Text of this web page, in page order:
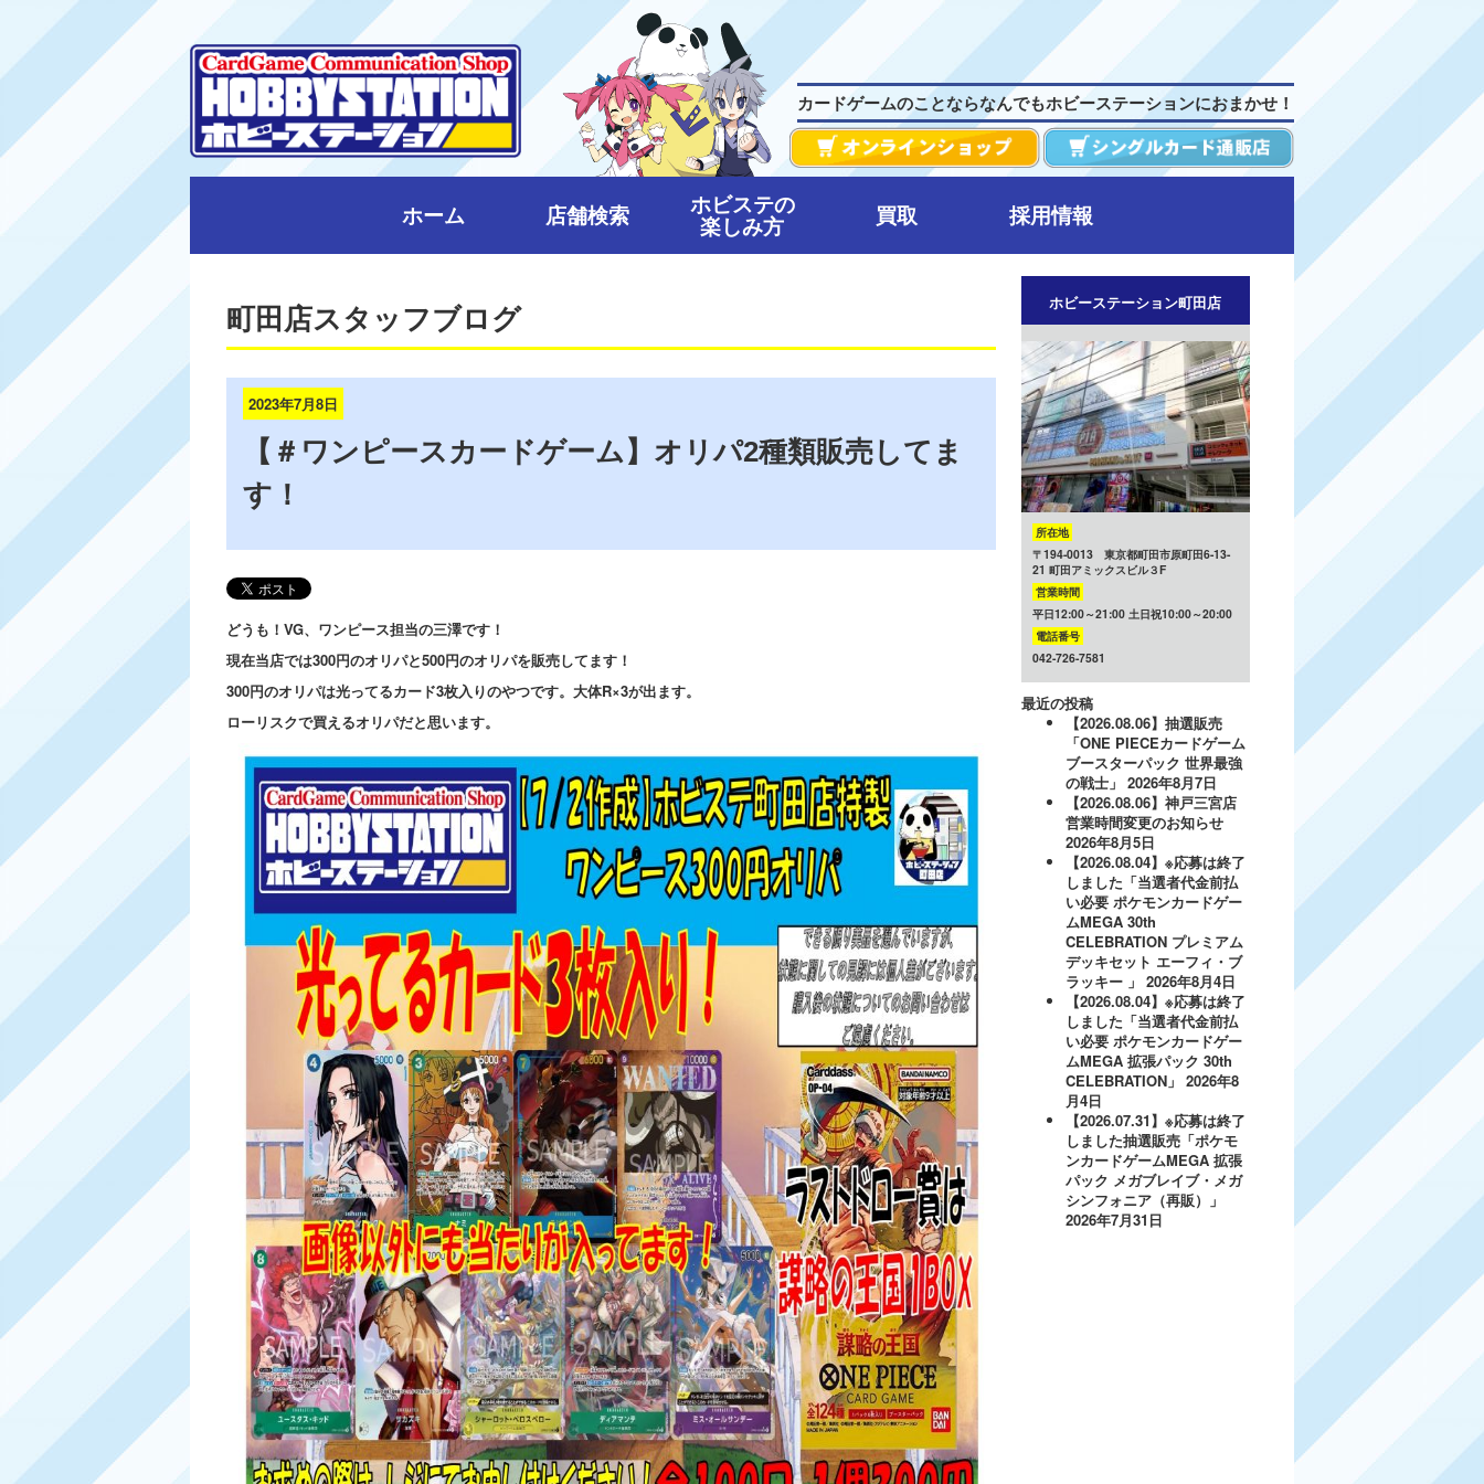
カードゲームのことならなんでもホビーステーションにおまかせ！
ホーム 店舗検索 ホビステの
楽しみ方 買取 採用情報
町田店スタッフブログ
2023年7月8日
【＃ワンピースカードゲーム】オリパ2種類販売してま
す！
どうも！VG、ワンピース担当の三澤です！
現在当店では300円のオリパと500円のオリパを販売してます！
300円のオリパは光ってるカード3枚入りのやつです。大体R×3が出ます。
ローリスクで買えるオリパだと思います。
ホビーステーション町田店
所在地
〒194-0013 東京都町田市原町田6-13-
21 町田アミックスビル３F
営業時間
平日12:00～21:00 土日祝10:00～20:00
電話番号
042-726-7581
最近の投稿
【2026.08.06】抽選販売
「ONE PIECEカードゲーム
ブースターパック 世界最強
の戦士」 2026年8月7日
【2026.08.06】神戸三宮店
営業時間変更のお知らせ
2026年8月5日
【2026.08.04】※応募は終了
しました「当選者代金前払
い必要 ポケモンカードゲー
ムMEGA 30th
CELEBRATION プレミアム
デッキセット エーフィ・ブ
ラッキー 」 2026年8月4日
【2026.08.04】※応募は終了
しました「当選者代金前払
い必要 ポケモンカードゲー
ムMEGA 拡張パック 30th
CELEBRATION」 2026年8
月4日
【2026.07.31】※応募は終了
しました抽選販売「ポケモ
ンカードゲームMEGA 拡張
パック メガブレイブ・メガ
シンフォニア（再販）」
2026年7月31日